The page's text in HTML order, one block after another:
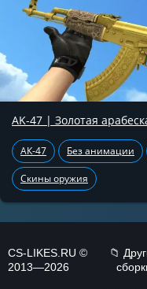
AK-47 | Золотая
АК-47 Без анимации
Скины оружия
CS-LIKES.RU ©
2013—2026
📁